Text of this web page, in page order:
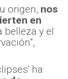
origen, nos
en
belleza y el
ha